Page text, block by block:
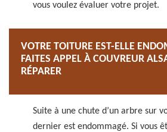
vous voulez évaluer votre projet.
VOTRE TOITURE EST-ELLE
FAITES APPEL À COUVREUR
RÉPARER
Suite à une chute d’un arbre sur
dernier est endommagé. Si vous